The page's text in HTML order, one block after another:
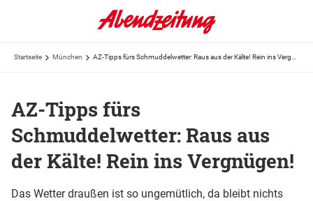
Startseite München
AZ-Tipps fürs
Schmuddelwetter: Raus aus
der Kälte! Rein ins Vergnügen!
Das Wetter draußen ist so ungemütlich, da bleibt nichts